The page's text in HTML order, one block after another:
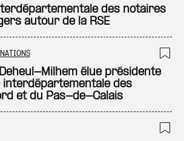
des notaires
autour de la RSE
Milhem élue présidente
interdépartementale des
et du Pas-de-Calais